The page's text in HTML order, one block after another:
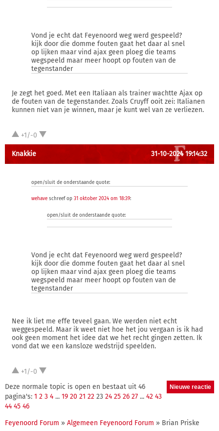
Vond je echt dat Feyenoord weg werd gespeeld?
kijk door die domme fouten gaat het daar al snel
op lijken maar vind ajax geen ploeg die teams
wegspeeld maar meer hoopt op fouten van de
tegenstander
Je zegt het goed. Met een Italiaan als trainer wachtte Ajax op
de fouten van de tegenstander. Zoals Cruyff ooit zei: Italianen
kunnen niet van je winnen, maar je kunt wel van ze verliezen.
+1/-0
Knakkie 31-10-2024 19:14:32
open/sluit de onderstaande quote:
wehave schreef op 31 oktober 2024 om 18:39:
open/sluit de onderstaande quote:
Vond je echt dat Feyenoord weg werd gespeeld?
kijk door die domme fouten gaat het daar al snel
op lijken maar vind ajax geen ploeg die teams
wegspeeld maar meer hoopt op fouten van de
tegenstander
Nee ik liet me effe teveel gaan. We werden niet echt
weggespeeld. Maar ik weet niet hoe het jou vergaan is ik had
ook geen moment het idee dat we het recht gingen zetten. Ik
vond dat we een kansloze wedstrijd speelden.
+1/-0
Deze normale topic is open en bestaat uit 46
pagina's: 1 2 3 4 ... 19 20 21 22 23 24 25 26 27 ... 42 43
44 45 46
Feyenoord Forum » Algemeen Feyenoord Forum » Brian Priske